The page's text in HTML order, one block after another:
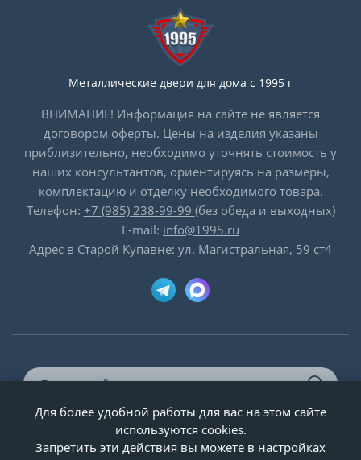
Металлические двери для дома с 1995 г
ВНИМАНИЕ! Информация на сайте не является
договором оферты. Цены на изделия указаны
приблизительно, необходимо уточнять стоимость у
наших консультантов, ориентируясь на размеры,
комплектацию и отделку необходимого товара.
Телефон: +7 (985) 238-99-99 (без обеда и выходных)
E-mail: info@1995.ru
Адрес в Старой Купавне: ул. Магистральная, 59 ст4
© ООО «Двери-и-точка», ИНН 5020092947, 1995-2026 г.
Для более удобной работы для вас на этом сайте
используются cookies.
Запретить эти действия вы можете в настройках